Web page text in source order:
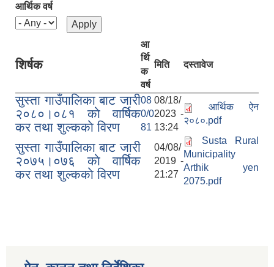
आर्थिक वर्ष
शिर्षक
आ
र्थि
क
वर्ष
मिति दस्तावेज
सुस्ता गाउँपालिका बाट जारी
२०८०।०८१ काे वार्षिक
कर तथा शुल्ककाे विरण
08
0/0
81
08/18/
2023 -
13:24
आर्थिक ऐन
२०८०.pdf
सुस्ता गाउँपालिका बाट जारी
२०७५।०७६ काे वार्षिक
कर तथा शुल्ककाे विरण
04/08/
2019 -
21:27
Susta Rural
Municipality
Arthik yen
2075.pdf